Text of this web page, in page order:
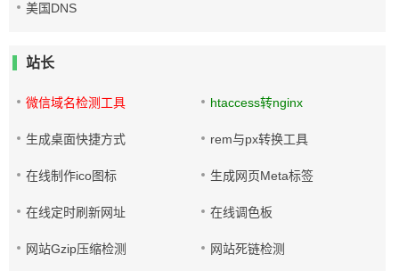
美国DNS
站长
微信域名检测工具 htaccess转nginx
生成桌面快捷方式 rem与px转换工具
在线制作ico图标 生成网页Meta标签
在线定时刷新网址 在线调色板
网站Gzip压缩检测 网站死链检测